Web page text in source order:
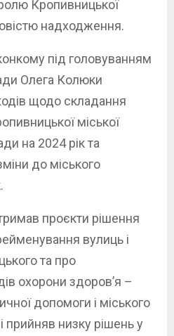
Кропивницької
надходження.
під головуванням
Олега Колюки
щодо складання
міської
на 2024 рік та
до міського
проєкти рішення
вулиць і
та про
охорони здоров’я –
допомоги і міського
прийняв низку рішень у